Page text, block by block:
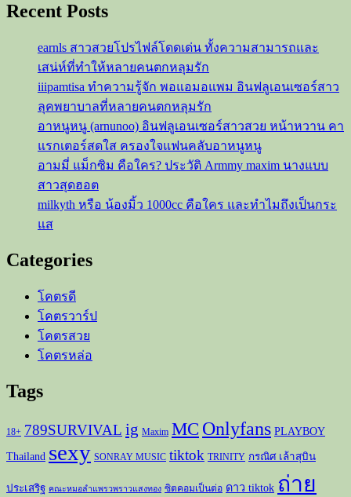
Recent Posts
earnls สาวสวยโปรไฟล์โดดเด่น ทั้งความสามารถและ
เสน่ห์ที่ทำให้หลายคนตกหลุมรัก
iiipamtisa ทำความรู้จัก พอแอมอแพม อินฟลูเอนเซอร์สาว
ลุคพยาบาลที่หลายคนตกหลุมรัก
อาหนูหนู (arnunoo) อินฟลูเอนเซอร์สาวสวย หน้าหวาน คา
แรกเตอร์สดใส ครองใจแฟนคลับอาหนูหนู
อามมี่ แม็กซิม คือใคร? ประวัติ Armmy maxim นางแบบ
สาวสุดฮอต
milkyth หรือ น้องมิ้ว 1000cc คือใคร และทำไมถึงเป็นกระ
แส
Categories
โคตรดี
โคตรวาร์ป
โคตรสวย
โคตรหล่อ
Tags
18+ 789SURVIVAL ig Maxim MC Onlyfans PLAYBOY
Thailand sexy SONRAY MUSIC tiktok TRINITY กรณิศ เล้าสุบิน
ประเสริฐ คณะหมอลำแพรวพราวแสงทอง ซิตคอมเป็นต่อ ดาว tiktok ถ่าย